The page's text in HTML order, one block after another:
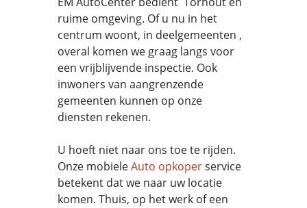
ruime omgeving. Of u nu in het
centrum woont, in deelgemeenten ,
overal komen we graag langs voor
een vrijblijvende inspectie. Ook
inwoners van aangrenzende
gemeenten kunnen op onze
diensten rekenen.
U hoeft niet naar ons toe te rijden.
Onze mobieleAuto opkoperservice
betekent dat we naar uw locatie
komen. Thuis, op het werk of een